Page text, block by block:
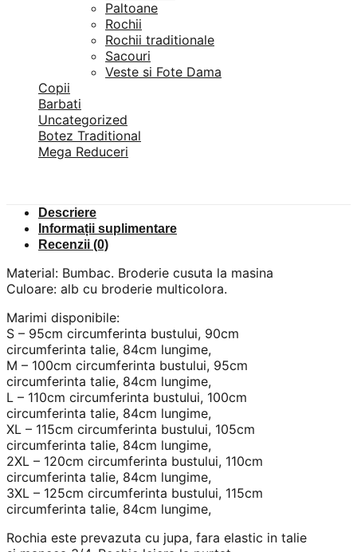
Paltoane
Rochii
Rochii traditionale
Sacouri
Veste si Fote Dama
Copii
Barbati
Uncategorized
Botez Traditional
Mega Reduceri
Descriere
Informații suplimentare
Recenzii (0)
Material: Bumbac. Broderie cusuta la masina
Culoare: alb cu broderie multicolora.
Marimi disponibile:
S – 95cm circumferinta bustului, 90cm
circumferinta talie, 84cm lungime,
M – 100cm circumferinta bustului, 95cm
circumferinta talie, 84cm lungime,
L – 110cm circumferinta bustului, 100cm
circumferinta talie, 84cm lungime,
XL – 115cm circumferinta bustului, 105cm
circumferinta talie, 84cm lungime,
2XL – 120cm circumferinta bustului, 110cm
circumferinta talie, 84cm lungime,
3XL – 125cm circumferinta bustului, 115cm
circumferinta talie, 84cm lungime,
Rochia este prevazuta cu jupa, fara elastic in talie